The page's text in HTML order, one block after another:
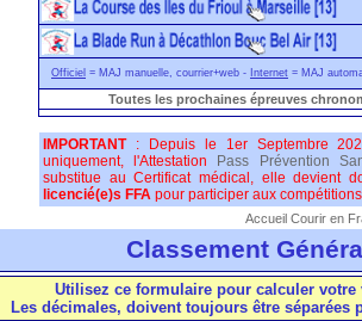
Officiel = MAJ manuelle, courrier+web - Internet = MAJ
Toutes les prochaines épreuves
IMPORTANT: Depuis le 1er Septembre
uniquement, l'Attestation
Pass Prévention
substitue au Certificat médical, elle devient
licencié(e)s FFA pour participer aux
Accueil Courir en
Classement
Utilisez ce formulaire pour calculer votre
Les décimales, doivent toujours être séparées